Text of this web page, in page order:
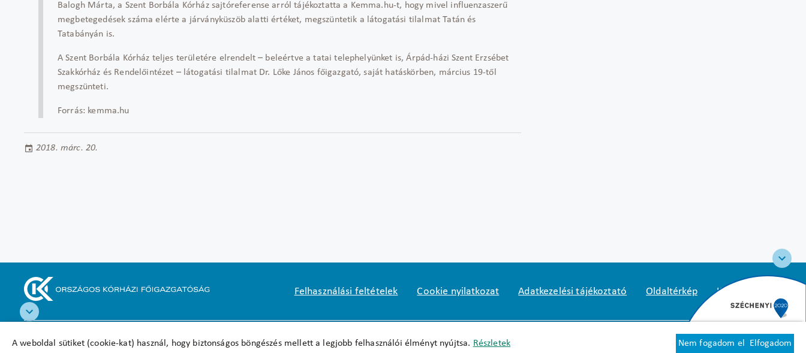
A weboldal sütiket (cookie-kat) használ, hogy biztonságos böngészés mellett a legjobb felhasználói élményt nyújtsa. Részletek Nem fogadom el Elfogadom
Balogh Márta, a Szent Borbála Kórház sajtóreferense arról tájékoztatta a Kemma.hu-t, hogy mivel influenzaszerű
megbetegedések száma elérte a járványküszöb alatti értéket, megszüntetik a látogatási tilalmat Tatán és
Tatabányán is.
A Szent Borbála Kórház teljes területére elrendelt – beleértve a tatai telephelyünket is, Árpád-házi Szent Erzsébet
Szakkórház és Rendelőintézet – látogatási tilalmat Dr. Lőke János főigazgató, saját hatáskörben, március 19-től
megszünteti.
Forrás: kemma.hu
2018. márc. 20.
Felhasználási feltételek Cookie nyilatkozat Adatkezelési tájékoztató Oldaltérkép Közadatkereső
Akadálymentesítési nyilatkozat Impresszum okfo@okfo.gov.hu +361 356 1522 1125 Budapest, Diós árok 3.